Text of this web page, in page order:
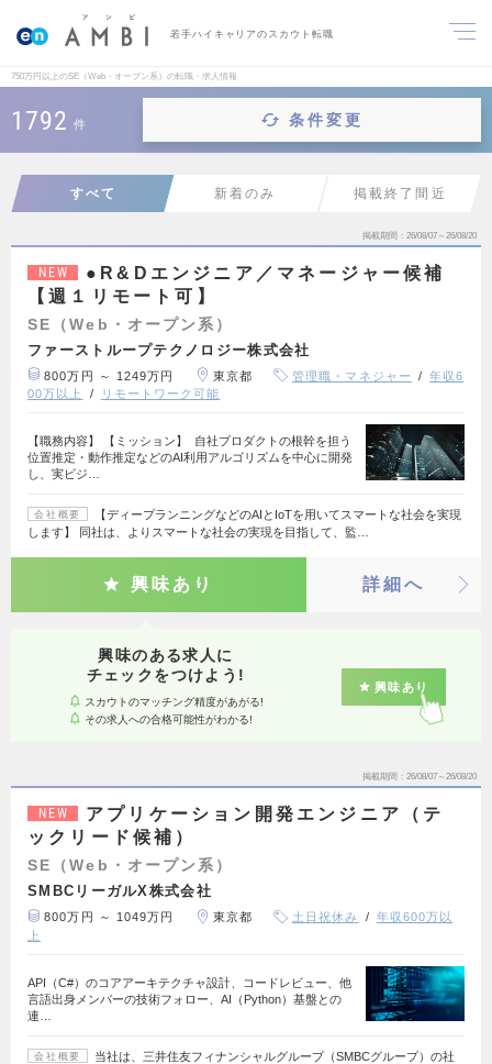
若手ハイキャリアのスカウト転職
750万円以上のSE（Web・オープン系）の転職・求人情報
1792 件 条件変更
すべて 新着のみ 掲載終了間近
掲載期間 26/08/07～26/08/20
NEW
●R&Dエンジニア／マネージャー候補
【週１リモート可】
SE（Web・オープン系）
ファーストループテクノロジー株式会社
800万円 ～ 1249万円 東京都 管理職・マネジャー
年収6
00万以上
リモートワーク可能
【職務内容】 【ミッション】 自社プロダクトの根幹を担う
位置推定・動作推定などのAI利用アルゴリズムを中心に開発
し、実ビジ…
会社概要
【ディープランニングなどのAIとIoTを用いてスマートな社会を実現
します】 同社は、よりスマートな社会の実現を目指して、監…
興味あり 詳細へ
興味のある求人に
チェックをつけよう!
スカウトのマッチング精度があがる!
その求人への合格可能性がわかる!
興味あり
掲載期間 26/08/07～26/08/20
NEW
アプリケーション開発エンジニア（テ
ックリード候補）
SE（Web・オープン系）
SMBCリーガルX株式会社
800万円 ～ 1049万円 東京都 土日祝休み
年収600万以
上
API（C#）のコアアーキテクチャ設計、コードレビュー、他
言語出身メンバーの技術フォロー、AI（Python）基盤との
連…
会社概要
当社は、三井住友フィナンシャルグループ（SMBCグループ）の社